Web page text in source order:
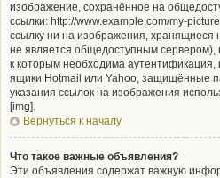
изображение, сохранённое на
ссылки: http://www.example.com/my-
ссылку ни на изображения, хранящиеся
не является общедоступным сервером),
к которым необходима аутентификация,
ящики Hotmail или Yahoo, защищённые
указания ссылок на изображения
[img].
Вернуться к началу
Что такое важные объявления?
Эти объявления содержат важную